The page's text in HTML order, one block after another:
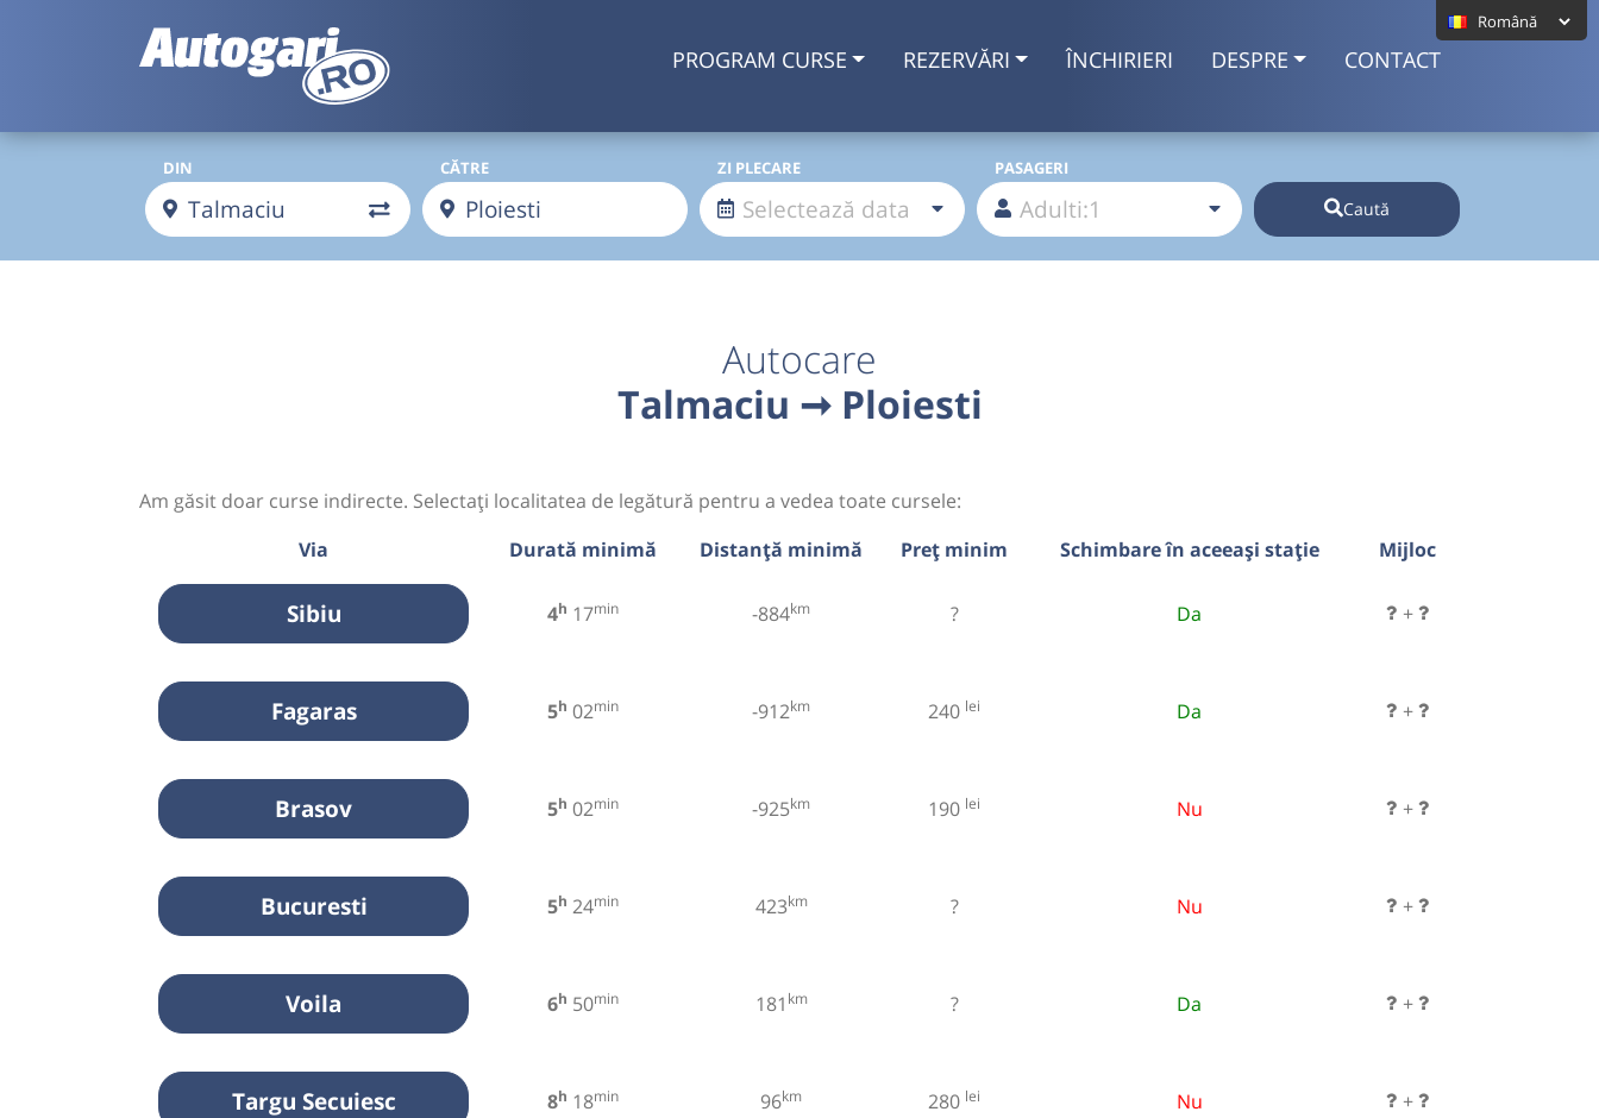
PROGRAM CURSE REZERVĂRI ÎNCHIRIERI DESPRE CONTACT
DIN CĂTRE ZI PLECARE PASAGERI
Caută
Autocare
Talmaciu ➞ Ploiesti
Am găsit doar curse indirecte. Selectați localitatea de legătură pentru a vedea toate cursele:
Via
Durată minimă Distanță minimă Preț minim Schimbare în aceeași stație Mijloc
Sibiu 4h 17min -884km ? Da +
Fagaras 5h 02min -912km 240 lei Da +
Brasov 5h 02min -925km 190 lei Nu +
Bucuresti 5h 24min 423km ? Nu +
Voila 6h 50min 181 km ? Da +
Targu Secuiesc 8h 18min 96km 280 lei Nu +